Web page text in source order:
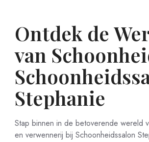
Ontdek de
van
Stephanie
Stap binnen in de betoverende wereld
en verwennerij bij Schoonheidssalon